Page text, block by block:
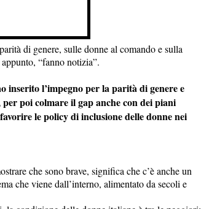
di genere, sulle donne al comando e sulla
“fanno notizia”.
inserito l’impegno per la parità di genere e
poi colmare il gap anche con dei piani
le policy di inclusione delle donne nei
che sono brave, significa che c’è anche un
che viene dall’interno, alimentato da secoli e